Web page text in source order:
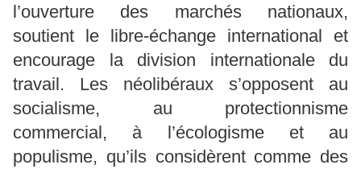
l’ouverture des marchés nationaux,
soutient le libre-échange international et
encourage la division internationale du
travail. Les néolibéraux s’opposent au
socialisme, au protectionnisme
commercial, à l’écologisme et au
populisme, qu’ils considèrent comme des